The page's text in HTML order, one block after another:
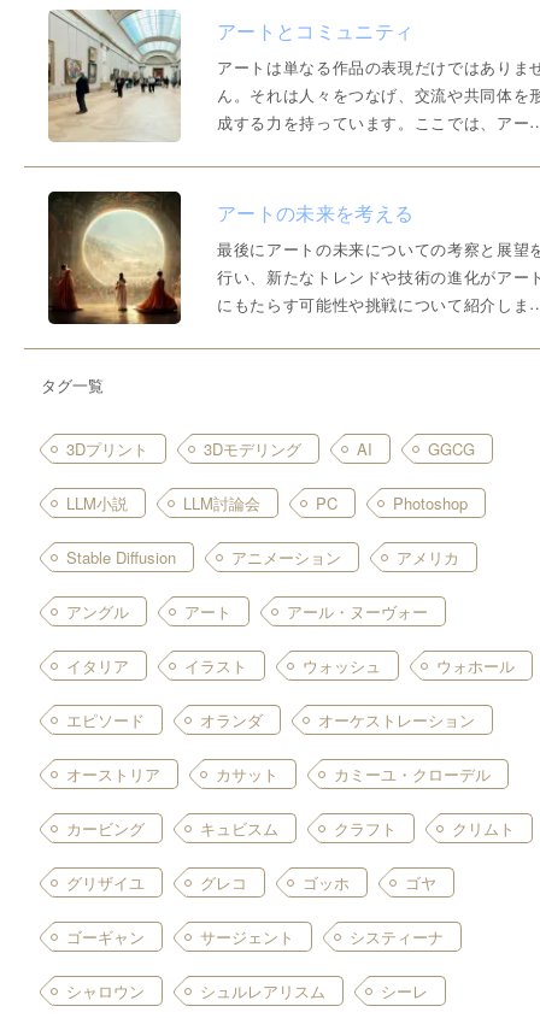
の内面や経験、信念を作品に反映させるこ
アートは言葉にできない…
アートとコミュニティ
アートは単なる作品の表現だけではありま
ん。それは人々をつなげ、交流や共同体を
成する力を持っています。ここでは、アー
流し、情報共有や共同プロジェクトが行わ
アートの場とコミュニ…
アートの未来を考える
最後にアートの未来についての考察と展望
行い、新たなトレンドや技術の進化がアー
にもたらす可能性や挑戦について紹介しま
影響を受けてきました。…
タグ一覧
3Dプリント 3Dモデリング AI GGCG
LLM小説 LLM討論会 PC Photoshop
Stable Diffusion アニメーション アメリカ
アングル アート アール・ヌーヴォー
イタリア イラスト ウォッシュ ウォホール
エピソード オランダ オーケストレーション
オーストリア カサット カミーユ・クローデル
カービング キュビスム クラフト クリムト
グリザイユ グレコ ゴッホ ゴヤ
ゴーギャン サージェント システィーナ
シャロウン シュルレアリスム シーレ